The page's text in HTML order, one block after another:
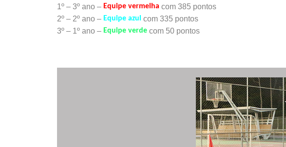
1º – 3º ano – Equipe vermelha com 385 pontos
2º – 2º ano – Equipe azul com 335 pontos
3º – 1º ano – Equipe verde com 50 pontos